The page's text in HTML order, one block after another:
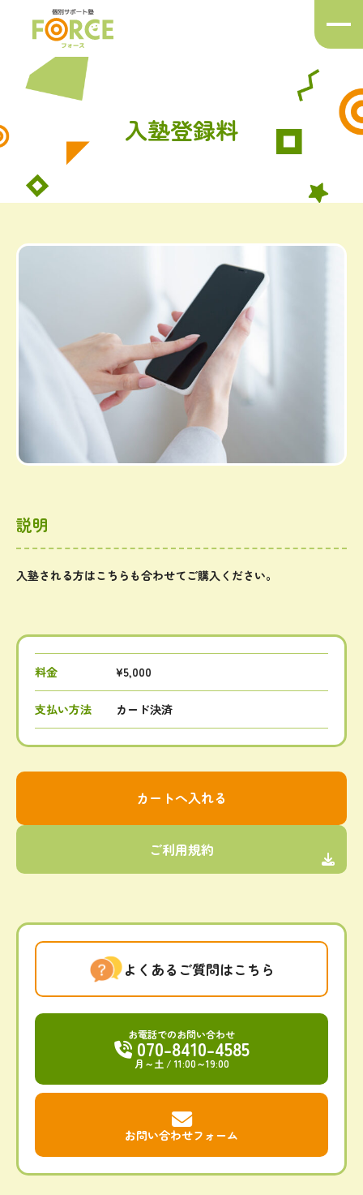
ニ
ボ
タ
ン
入塾登録料
説明
入塾される方はこちらも合わせてご購入ください。
料金 ¥5,000
支払い方法 カード決済
ご利用規約
よくあるご質問はこちら
お電話でのお問い合わせ
070-8410-4585
月～土/ 11:00～19:00
お問い合わせフォーム